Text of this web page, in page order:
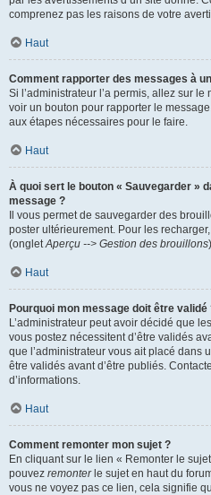
comprenez pas les raisons de votre
Haut
Comment rapporter des messages à
Si l’administrateur l’a permis, allez sur
voir un bouton pour rapporter le
aux étapes nécessaires pour le faire.
Haut
À quoi sert le bouton « Sauvegarder »
message ?
Il vous permet de sauvegarder des
poster ultérieurement. Pour les
(ongletAperçu --> Gestion des brouillons
Haut
Pourquoi mon message doit être validé
L’administrateur peut avoir décidé que
vous postez nécessitent d’être validés
que l’administrateur vous ait placé dans
être validés avant d’être publiés.
d’informations.
Haut
Comment remonter mon sujet ?
En cliquant sur le lien « Remonter le
pouvez remonterle sujet en haut du
vous ne voyez pas ce lien, cela signifie